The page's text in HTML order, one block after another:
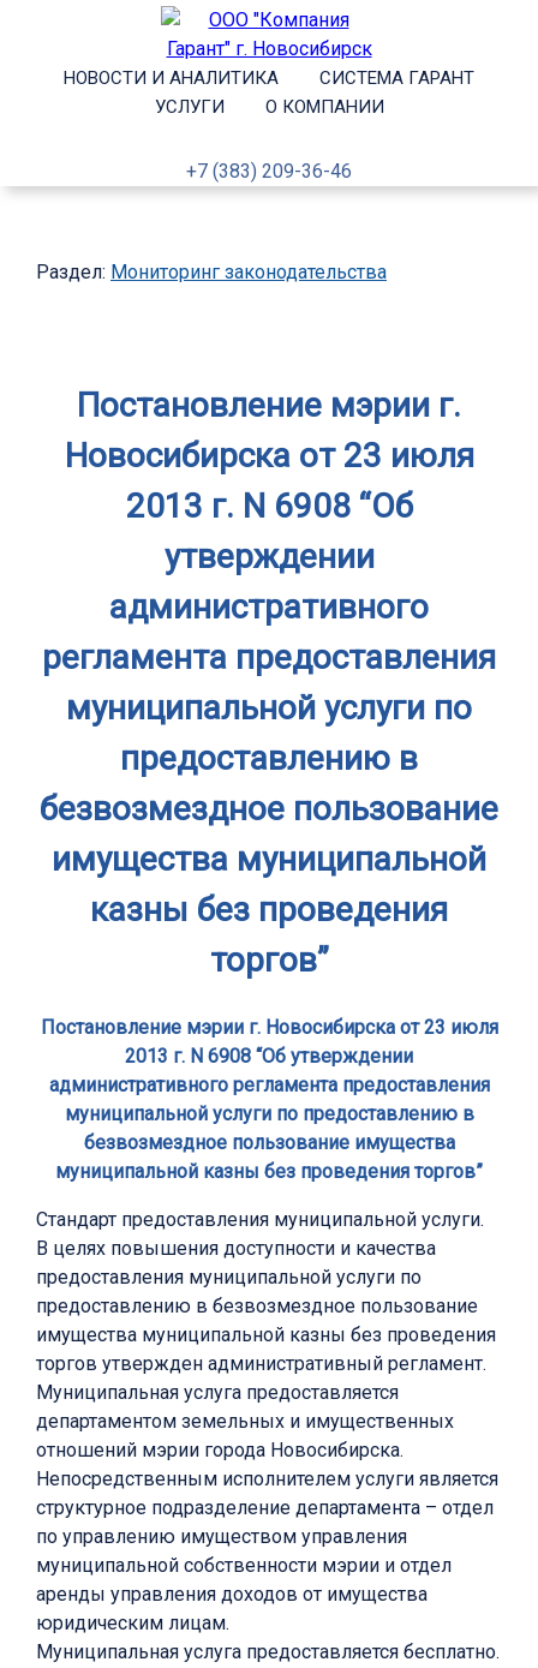
НОВОСТИ И АНАЛИТИКА
СИСТЕМА ГАРАНТ
УСЛУГИ
О КОМПАНИИ
+7 (383) 209-36-46
Раздел: Мониторинг законодательства
Постановление мэрии г.
Новосибирска от 23 июля
2013 г. N 6908 “Об
утверждении
административного
регламента предоставления
муниципальной услуги по
предоставлению в
безвозмездное пользование
имущества муниципальной
казны без проведения
торгов”
Постановление мэрии г. Новосибирска от 23 июля
2013 г. N 6908 “Об утверждении
административного регламента предоставления
муниципальной услуги по предоставлению в
безвозмездное пользование имущества
муниципальной казны без проведения торгов”
Стандарт предоставления муниципальной услуги.
В целях повышения доступности и качества
предоставления муниципальной услуги по
предоставлению в безвозмездное пользование
имущества муниципальной казны без проведения
торгов утвержден административный регламент.
Муниципальная услуга предоставляется
департаментом земельных и имущественных
отношений мэрии города Новосибирска.
Непосредственным исполнителем услуги является
структурное подразделение департамента – отдел
по управлению имуществом управления
муниципальной собственности мэрии и отдел
аренды управления доходов от имущества
юридическим лицам.
Муниципальная услуга предоставляется бесплатно.